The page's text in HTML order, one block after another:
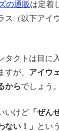
の通販は定着
ス（以下アイ
タクトは目に
すが、 アイウ
からでしょう。
いけど 「ぜん
ない！」
とい